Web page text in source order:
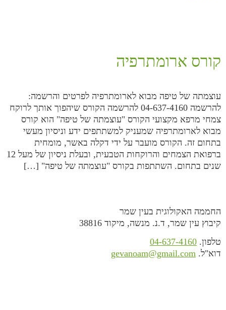
קורס ארומתרפיה
עוצמתה של טיפה מבוא לארומתרפיה לפרטים והרשמה:
להרשמה 04-637-4160 להרשמה הקורס שיהפוך אותך לרוקח
צמחי מרפא מקצועי הקורס "עוצמתה של טיפה" הוא קורס
מבוא לארומתרפיה שמעניק למשתתפים ידע וניסיון מעשי
בתחום זה. הקורס מועבר על ידי דקלה באשר, מומחית
ברפואת הצמחים והרוקחות הטבעית, ובעלת ניסיון של מעל 12
שנים בתחום. השתתפות בקורס "עוצמתה של טיפה" […]
החממה האקולוגית בעין שמר
קיבוץ עין שמר, ד.נ. מנשה, מיקוד 38816
טלפון. 04-637-4160
דוא"ל. gevanoam@gmail.com